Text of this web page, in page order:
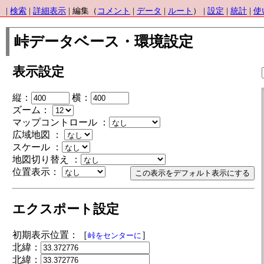
検索 詳細表示 | 編集（ コメント データ ルート ） | 設定 統計 使
峠データベース・環境設定
表示設定
縦：
横：
ズーム：
マップコントロール ：
広域地図 ：
スケール ：
地図切り替え ：
位置表示：
エクスポート設定
初期表示位置：［峠をセンターに ］
北緯：
北緯：